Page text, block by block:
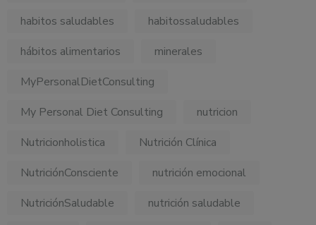
habitos saludables
habitossaludables
hábitos alimentarios
minerales
MyPersonalDietConsulting
My Personal Diet Consulting
nutricion
Nutricionholistica
Nutrición Clínica
NutriciónConsciente
nutrición emocional
NutriciónSaludable
nutrición saludable